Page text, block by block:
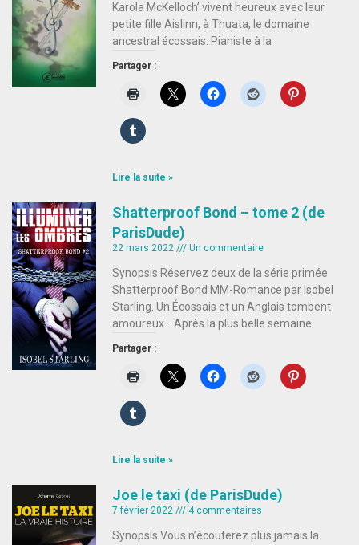
Karola McKelloch’ vivent heureux avec leur
petite fille Aislinn, à Thuata, le domaine
ancestral écossais. Pianiste à la
Partager :
Lire la suite »
Shatterproof Bond – tome 2 (de
ParisDude)
22 mars 2022 Un commentaire
Synopsis Réservez deux de la série primée
Shatterproof Bond MM-Romance par Isobel
Starling. Un Écossais et un Anglais tombent
amoureux… Après la plus belle semaine
Partager :
Lire la suite »
Joe le taxi (de ParisDude)
7 février 2022 4 commentaires
Synopsis Vous n’écouterez plus jamais la